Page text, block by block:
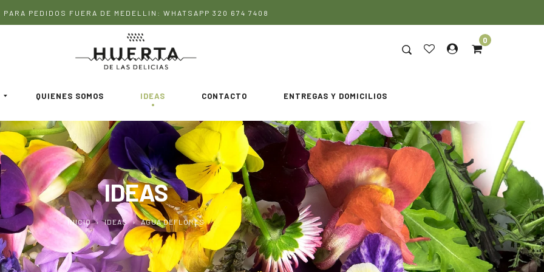
PARA PEDIDOS FUERA DE MEDELLIN: WHATSAPP 320 674 7408
0
QUIENES SOMOS IDEAS CONTACTO ENTREGAS Y DOMICILIOS
IDEAS
INICIO › IDEAS › AGUA DEFLORES